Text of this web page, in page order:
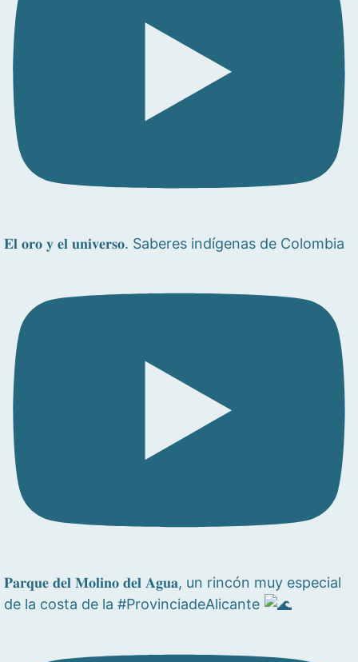
𝐄𝐥 𝐨𝐫𝐨 𝐲 𝐞𝐥 𝐮𝐧𝐢𝐯𝐞𝐫𝐬𝐨. Saberes indígenas de Colombia
𝐏𝐚𝐫𝐪𝐮𝐞 𝐝𝐞𝐥 𝐌𝐨𝐥𝐢𝐧𝐨 𝐝𝐞𝐥 𝐀𝐠𝐮𝐚, un rincón muy especial
de la costa de la #ProvinciadeAlicante